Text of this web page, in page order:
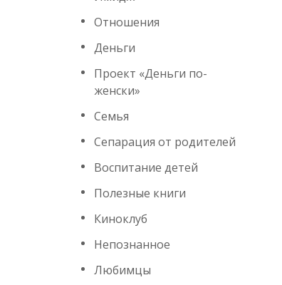
Отношения
Деньги
Проект «Деньги по-
женски»
Семья
Сепарация от родителей
Воспитание детей
Полезные книги
Киноклуб
Непознанное
Любимцы